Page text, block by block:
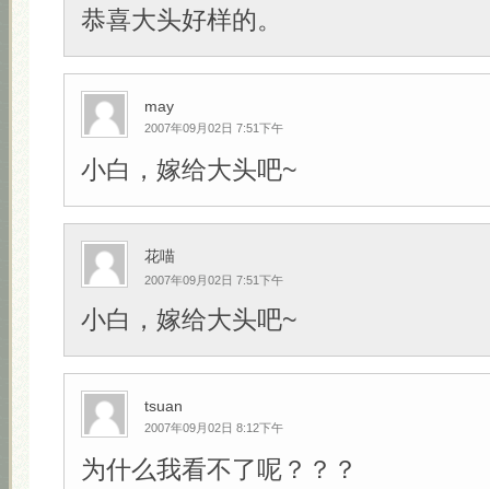
恭喜大头好样的。
may
2007年09月02日 7:51下午
小白，嫁给大头吧~
花喵
2007年09月02日 7:51下午
小白，嫁给大头吧~
tsuan
2007年09月02日 8:12下午
为什么我看不了呢？？？